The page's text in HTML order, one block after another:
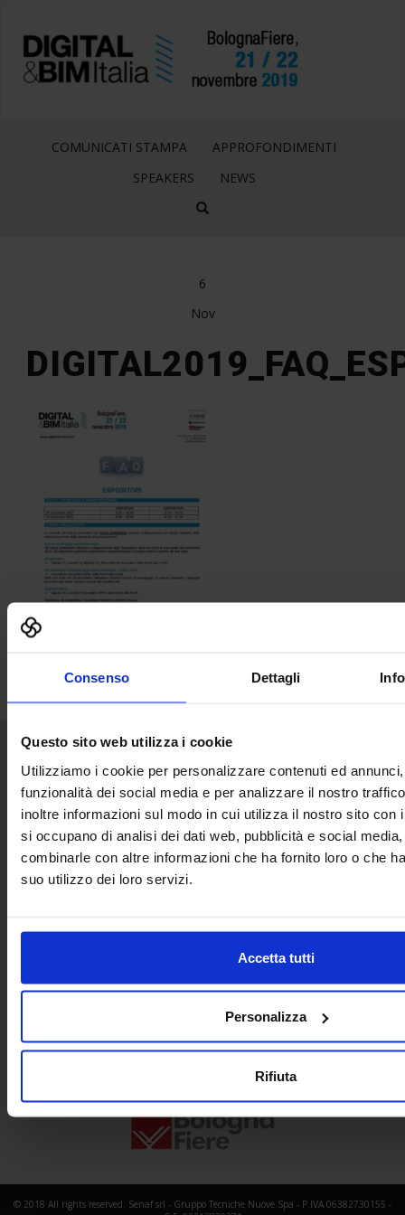
Consenso Dettagli
Questo sito web utilizza i cookie
Utilizziamo i cookie per personalizzare contenuti ed
funzionalità dei social media e per analizzare il nostro
inoltre informazioni sul modo in cui utilizza il nostro sito con
si occupano di analisi dei dati web, pubblicità e social
combinarle con altre informazioni che ha fornito loro o che
suo utilizzo dei loro servizi.
Accetta tutti
Personalizza
Rifiuta
COMUNICATI STAMPA
APPROFONDIMENTI
SPEAKERS
NEWS
6
Nov
Senaf srl
+ 39 051.325511
+ 39 02.332039460
In collaborazione con
© 2018 All rights reserved. Senaf srl - Gruppo Tecniche Nuove Spa - P.IVA 06382730155 -